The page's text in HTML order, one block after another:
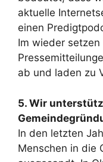
aktuelle
einen
Im wieder
ab und laden zu
5. Wir
In den letzten
Menschen in die